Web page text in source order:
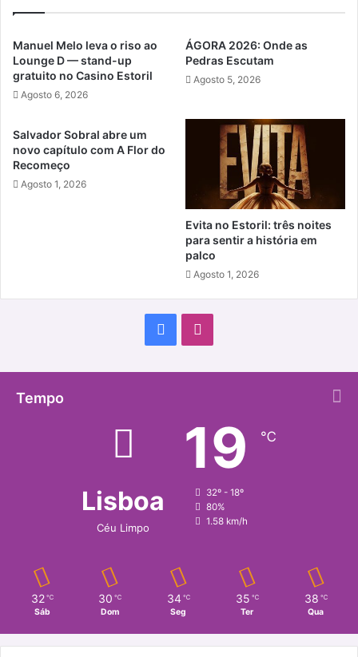
Manuel Melo leva o riso ao
Lounge D — stand-up
gratuito no Casino Estoril
Agosto 6, 2026
ÁGORA 2026: Onde as
Pedras Escutam
Agosto 5, 2026
Salvador Sobral abre um
novo capítulo com A Flor do
Recomeço
Agosto 1, 2026
Evita no Estoril: três noites
para sentir a história em
palco
Agosto 1, 2026
Facebook
Tempo
Lisboa
Céu Limpo
19 ℃
32º - 18º
80%
1.58 km/h
32 ℃
Sáb
30 ℃
Dom
34 ℃
Seg
35 ℃
Ter
38 ℃
Qua